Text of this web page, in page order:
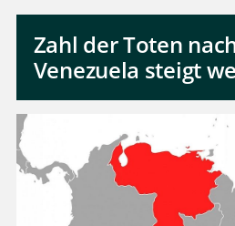
Zahl der Toten
Venezuela steigt